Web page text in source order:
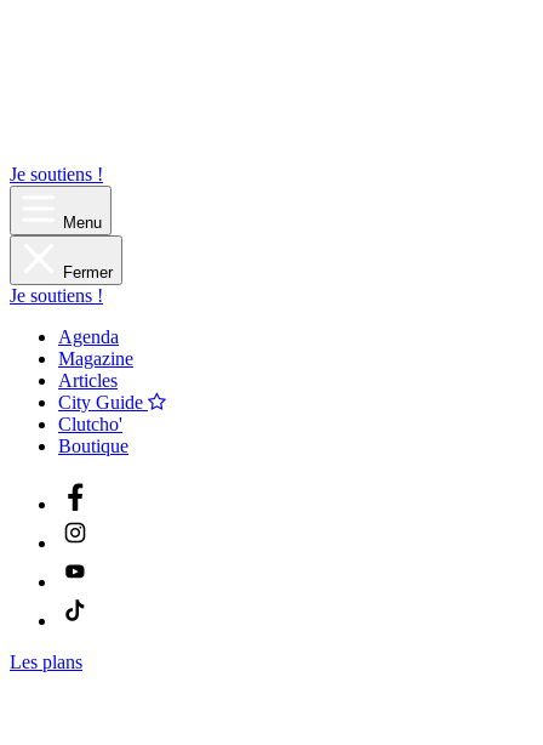
Je soutiens !
Menu
Fermer
Je soutiens !
Agenda
Magazine
Articles
City Guide
Clutcho'
Boutique
Les plans